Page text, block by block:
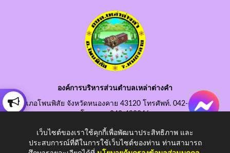
องค์การบริหารส่วนตำบลเหล่าต่างคำ
อำเภอโพนพิสัย จังหวัดหนองคาย 43120 โทรศัพท์. 042-490845
โทรสาร. 042-490846
อีเมลกลาง. saraban@laotangkham.go.th
เว็บไซต์ของเราใช้คุกกี้เพื่อพัฒนาประสิทธิภาพ และ
ประสบการณ์ที่ดีในการใช้เว็บไซต์ของท่าน ท่านสามารถ